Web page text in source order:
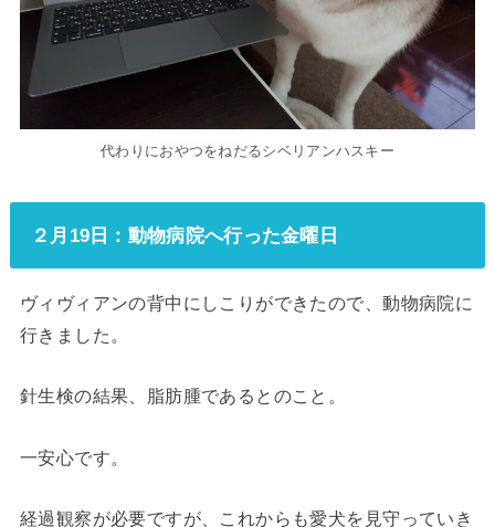
代わりにおやつをねだるシベリアンハスキー
２月19日：動物病院へ行った金曜日
ヴィヴィアンの背中にしこりができたので、動物病院に
行きました。
針生検の結果、脂肪腫であるとのこと。
一安心です。
経過観察が必要ですが、これからも愛犬を見守っていき